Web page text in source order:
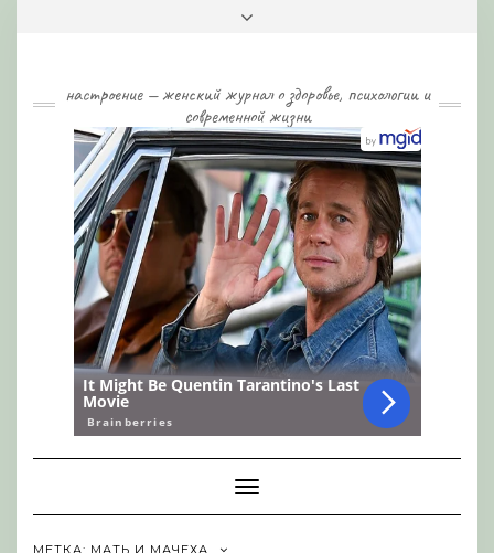
настроение — женский журнал о здоровье, психологии и
современной жизни
Toggle
Navigation
МЕТКА: МАТЬ И МАЧЕХА